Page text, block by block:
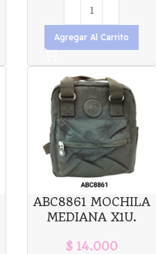
Agregar Al Carrito
ABC8861 MOCHILA
MEDIANA X1U.
$14.000